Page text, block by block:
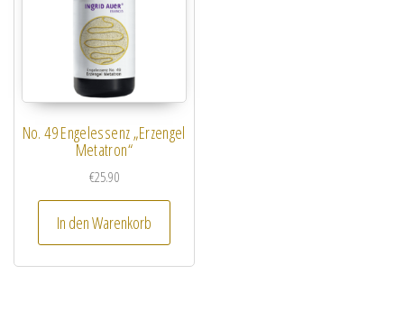
No. 49 Engelessenz „Erzengel
Metatron“
€25.90
In den Warenkorb